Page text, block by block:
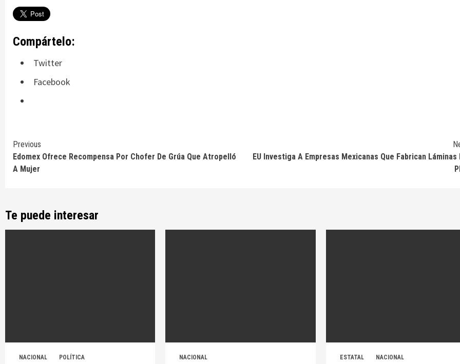
Compártelo:
Twitter
Facebook
Continue
Reading
Previous
Edomex Ofrece Recompensa Por Chofer De Grúa Que Atropelló
A Mujer
EU Investiga A Empresas Mexicanas Que Fabrican Láminas
Te puede interesar
NACIONAL POLÍTICA NACIONAL ESTATAL NACIONAL